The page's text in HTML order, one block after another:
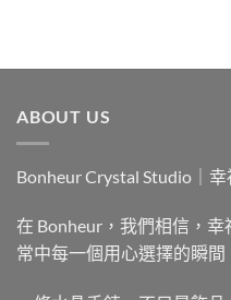
ABOUT US
Bonheur Crystal Studio｜
在 Bonheur，我們相信，
常中每一個用心選擇的瞬間